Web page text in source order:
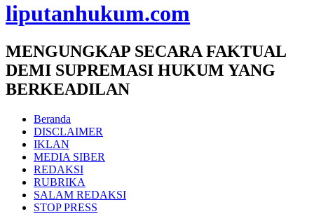
liputanhukum.com
MENGUNGKAP SECARA FAKTUAL
DEMI SUPREMASI HUKUM YANG
BERKEADILAN
Beranda
DISCLAIMER
IKLAN
MEDIA SIBER
REDAKSI
RUBRIKA
SALAM REDAKSI
STOP PRESS